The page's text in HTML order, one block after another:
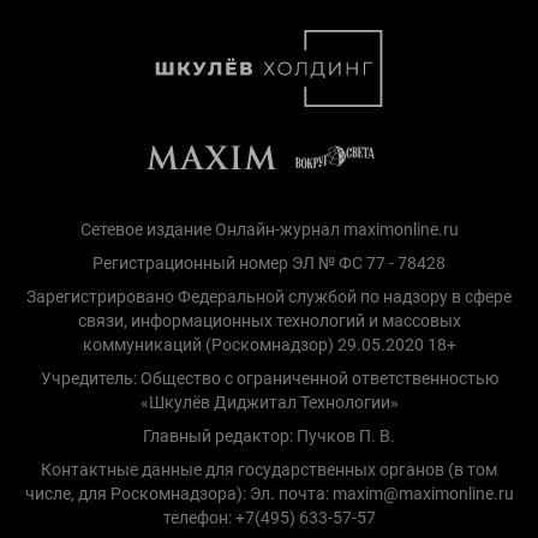
Сетевое издание Онлайн-журнал maximonline.ru
Регистрационный номер ЭЛ № ФС 77 - 78428
Зарегистрировано Федеральной службой по надзору в сфере
связи, информационных технологий и массовых
коммуникаций (Роскомнадзор) 29.05.2020 18+
Учредитель: Общество с ограниченной ответственностью
«Шкулёв Диджитал Технологии»
Главный редактор: Пучков П. В.
Контактные данные для государственных органов (в том
числе, для Роскомнадзора): Эл. почта: maxim@maximonline.ru
телефон: +7(495) 633-57-57